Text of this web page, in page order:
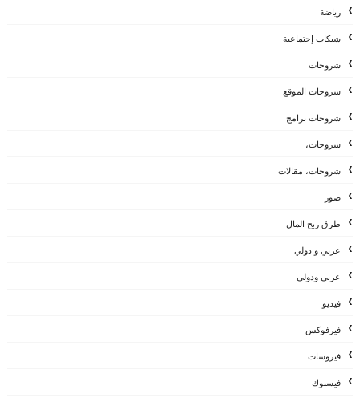
رياضة
شبكات إجتماعية
شروحات
شروحات الموقع
شروحات برامج
شروحات،
شروحات، مقالات
صور
طرق ربح المال
عربي و دولي
عربي ودولي
فيديو
فيرفوكس
فيروسات
فيسبوك